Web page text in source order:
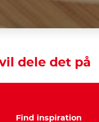
dele det på
Find inspiration